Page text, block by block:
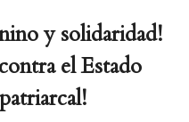
y solidaridad!
el Estado